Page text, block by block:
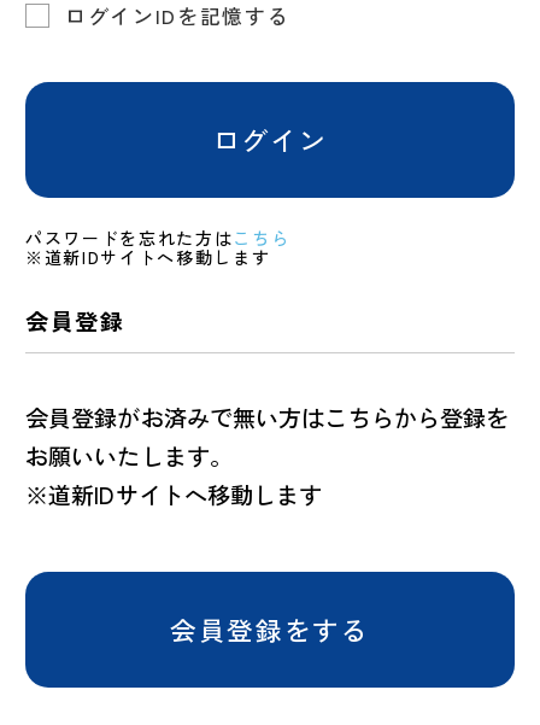
ログインIDを記憶する
ログイン
パスワードを忘れた方はこちら
※道新IDサイトへ移動します
会員登録
会員登録がお済みで無い方はこちらから登録を
お願いいたします。
※道新IDサイトへ移動します
会員登録をする